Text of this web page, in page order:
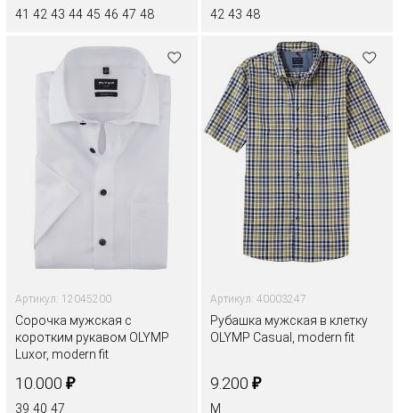
41 42 43 44 45 46 47 48 42 43 48
Артикул: 12045200
Сорочка мужская с
коротким рукавом OLYMP
Luxor, modern fit
10.000 ₽
39 40 47
Артикул: 40003247
Рубашка мужская в клетку
OLYMP Casual, modern fit
9.200 ₽
M